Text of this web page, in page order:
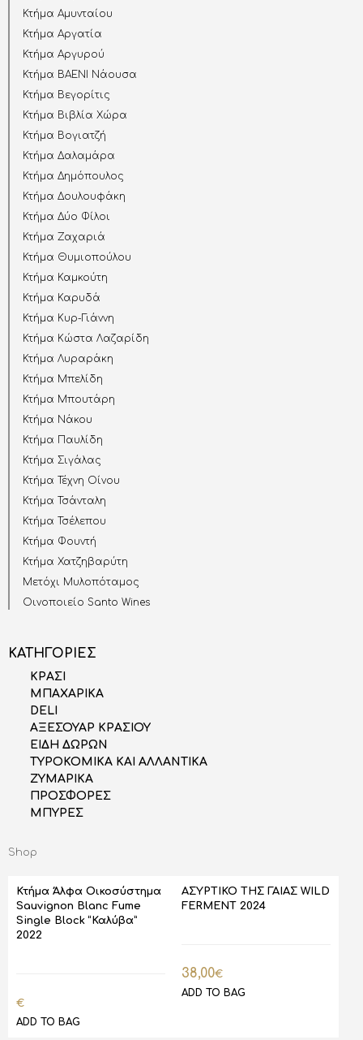
Κτήμα Αμυνταίου
Κτήμα Αργατία
Κτήμα Αργυρού
Κτήμα ΒΑΕΝΙ Νάουσα
Κτήμα Βεγορίτις
Κτήμα Βιβλία Χώρα
Κτήμα Βογιατζή
Κτήμα Δαλαμάρα
Κτήμα Δημόπουλος
Κτήμα Δουλουφάκη
Κτήμα Δύο Φίλοι
Κτήμα Ζαχαριά
Κτήμα Θυμιοπούλου
Κτήμα Καμκούτη
Κτήμα Καρυδά
Κτήμα Κυρ-Γιάννη
Κτήμα Κώστα Λαζαρίδη
Κτήμα Λυραράκη
Κτήμα Μπελίδη
Κτήμα Μπουτάρη
Κτήμα Νάκου
Κτήμα Παυλίδη
Κτήμα Σιγάλας
Κτήμα Τέχνη Οίνου
Κτήμα Τσάνταλη
Κτήμα Τσέλεπου
Κτήμα Φουντή
Κτήμα Χατζηβαρύτη
Μετόχι Μυλοπόταμος
Οινοποιείο Santo Wines
ΚΑΤΗΓΟΡΙΕΣ
ΚΡΑΣΙ
ΜΠΑΧΑΡΙΚΑ
DELI
AΞΕΣΟΥΑΡ ΚΡΑΣΙΟΥ
ΕΙΔΗ ΔΩΡΩΝ
ΤΥΡΟΚΟΜΙΚΑ ΚΑΙ ΑΛΛΑΝΤΙΚΑ
ΖΥΜΑΡΙΚΑ
ΠΡΟΣΦΟΡΕΣ
ΜΠΥΡΕΣ
Shop
Κτήμα Άλφα Οικοσύστημα
Sauvignon Blanc Fume
Single Block “Καλύβα”
2022
€
ADD TO BAG
ΑΣΥΡΤΙΚΟ ΤΗΣ ΓΑΙΑΣ WILD
FERMENT 2024
38,00€
ADD TO BAG